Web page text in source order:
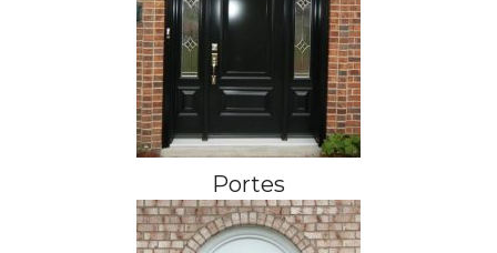
Portes